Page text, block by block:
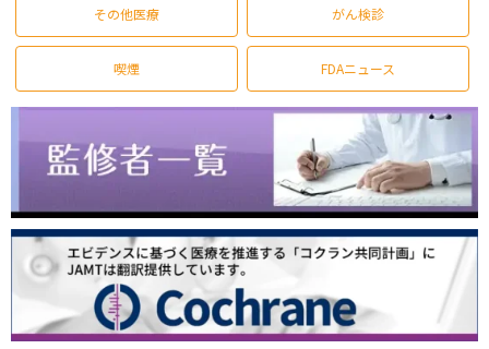
その他医療 がん検診
喫煙 FDAニュース